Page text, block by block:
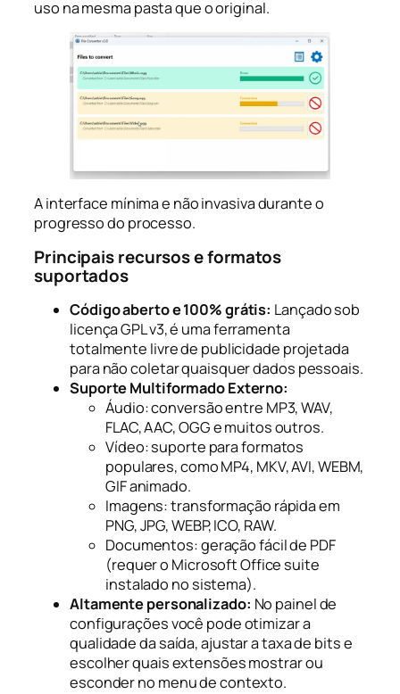
uso na mesma pasta que o original.
A interface mínima e não invasiva durante o
progresso do processo.
Principais recursos e formatos
suportados
Código aberto e 100% grátis: Lançado sob
licença GPL v3, é uma ferramenta
totalmente livre de publicidade projetada
para não coletar quaisquer dados pessoais.
Suporte Multiformado Externo:
Áudio:conversão entre MP3, WAV,
FLAC, AAC, OGG e muitos outros.
Vídeo:suporte para formatos
populares, como MP4, MKV, AVI, WEBM,
GIF animado.
Imagens:transformação rápida em
PNG, JPG, WEBP, ICO, RAW.
Documentos:geração fácil de PDF
(requer o Microsoft Office suite
instalado no sistema).
Altamente personalizado: No painel de
configurações você pode otimizar a
qualidade da saída, ajustar a taxa de bits e
escolher quais extensões mostrar ou
esconder no menu de contexto.